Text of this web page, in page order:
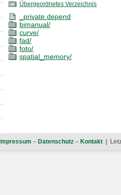
Übergeordnetes Verzeichnis
_private.depend
bimanual/
curve/
fad/
foto/
spatial_memory/
Impressum – Datenschutz– Kontakt|